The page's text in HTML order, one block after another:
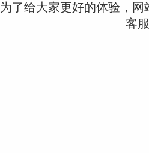
为了给大家更好的体验，
客